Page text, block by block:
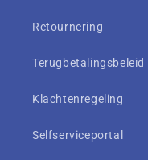
Retournering
Terugbetalingsbeleid
Klachtenregeling
Selfserviceportal